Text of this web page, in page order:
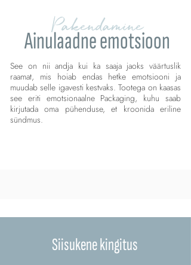
Pakendamine
Ainulaadne emotsioon
See on nii andja kui ka saaja jaoks väärtuslik
raamat, mis hoiab endas hetke emotsiooni ja
muudab selle igavesti kestvaks. Tootega on kaasas
see eriti emotsionaalne Packaging, kuhu saab
kirjutada oma pühenduse, et kroonida eriline
sündmus.
Siisukene kingitus